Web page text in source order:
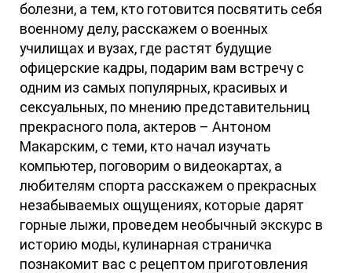
болезни, а тем, кто готовится посвятить себя
военному делу, расскажем о военных
училищах и вузах, где растят будущие
офицерские кадры, подарим вам встречу с
одним из самых популярных, красивых и
сексуальных, по мнению представительниц
прекрасного пола, актеров – Антоном
Макарским, с теми, кто начал изучать
компьютер, поговорим о видеокартах, а
любителям спорта расскажем о прекрасных
незабываемых ощущениях, которые дарят
горные лыжи, проведем необычный экскурс в
историю моды, кулинарная страничка
познакомит вас с рецептом приготовления